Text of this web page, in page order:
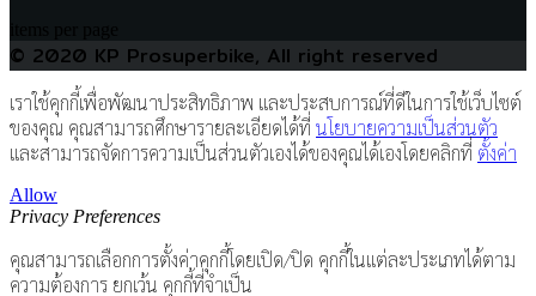
© 2020 KP Prosuperbike, All right reserved
เราใช้คุกกี้เพื่อพัฒนาประสิทธิภาพ และประสบการณ์ที่ดีในการใช้เว็บไซต์
ของคุณ คุณสามารถศึกษารายละเอียดได้ที่ นโยบายความเป็นส่วนตัว
และสามารถจัดการความเป็นส่วนตัวเองได้ของคุณได้เองโดยคลิกที่ ตั้งค่า
Allow
Privacy Preferences
คุณสามารถเลือกการตั้งค่าคุกกี้โดยเปิด/ปิด คุกกี้ในแต่ละประเภทได้ตาม
ความต้องการ ยกเว้น คุกกี้ที่จำเป็น